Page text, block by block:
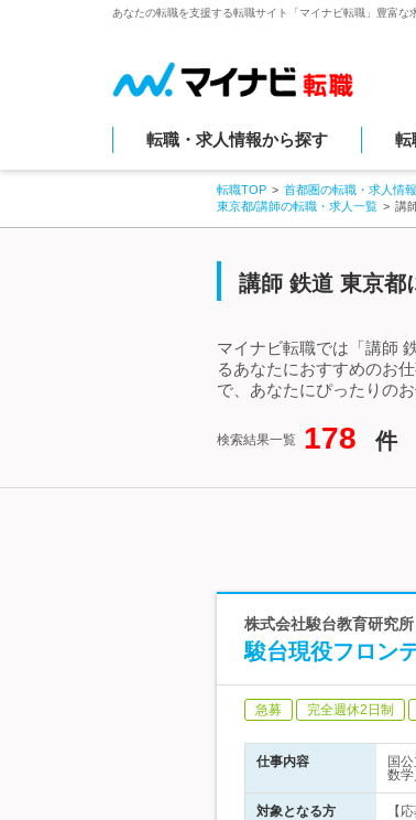
あなたの転職を支援する転職サイト「マイナビ転職」豊富
転職・求人情報から探す 転
転職TOP 首都圏の転職・求人情
東京都/講師の転職・求人一覧
講
講師 鉄道 東京都
マイナビ転職では「講師
るあなたにおすすめのお
で、あなたにぴったりの
検索結果一覧 178 件
株式会社駿台教育研究
駿台現役フロン
急募 完全週休2日制
仕事内容
国
数学
対象となる方 【